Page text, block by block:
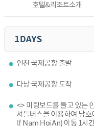
호텔&리조트소개
1DAYS
인천 국제공항 출발
다낭 국제공항 도착
<> 미팅보드를 들고 있는
셔틀버스을 이용하여 남
lf Nam Hoi An) 이동 1시